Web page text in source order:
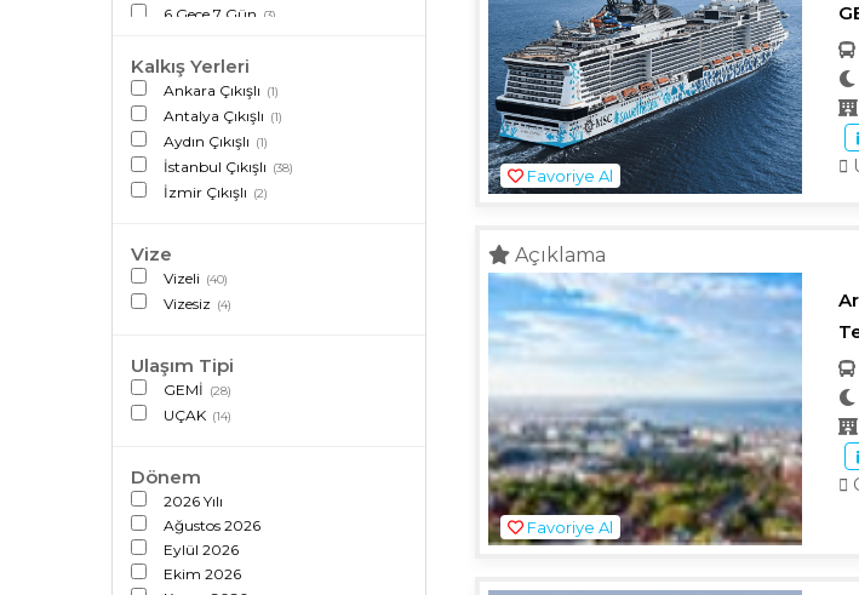
6 Gece 7 Gün (3)
3 Gece 4 Gün
Kalkış Yerleri
Ankara Çıkışlı (1)
Antalya Çıkışlı (1)
Aydın Çıkışlı (1)
İstanbul Çıkışlı (38)
İzmir Çıkışlı (2)
Vize
Vizeli (40)
Vizesiz (4)
Ulaşım Tipi
GEMİ (28)
UÇAK (14)
Dönem
2026 Yılı
Ağustos 2026
Eylül 2026
Ekim 2026
Favoriye Al
Açıklama
Favoriye Al